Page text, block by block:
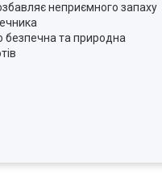
неприємного запаху
безпечна та природна